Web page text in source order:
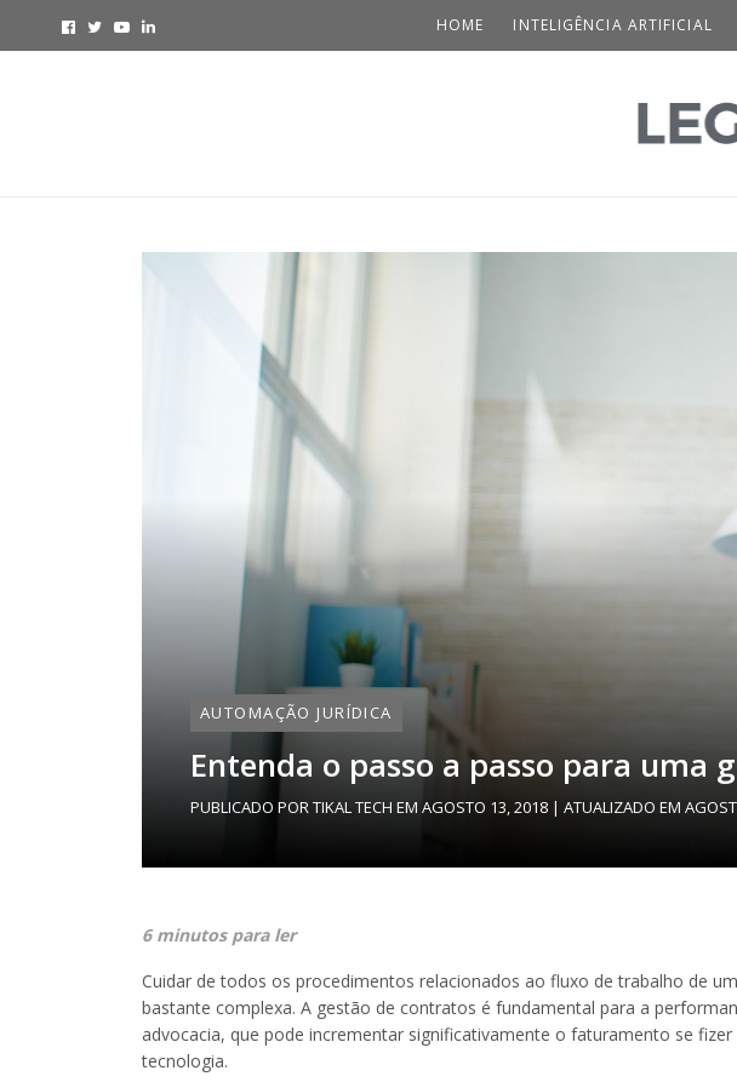
HOME INTELIGÊNCIA ARTIFICIAL
AUTOMAÇÃO JURÍDICA
Entenda o passo a passo para uma
PUBLICADO PORTIKAL TECH EM AGOSTO 13, 2018 | ATUALIZADO EM
6 minutos para ler
Cuidar de todos os procedimentos relacionados ao fluxo de trabalho de
bastante complexa. A gestão de contratos é fundamental para a
advocacia, que pode incrementar significativamente o faturamento se
tecnologia.